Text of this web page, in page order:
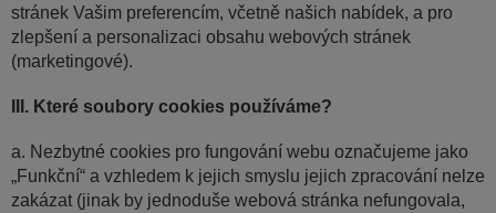
stránek Vašim preferencím, včetně našich nabídek, a pro
zlepšení a personalizaci obsahu webových stránek
(marketingové).
III. Které soubory cookies používáme?
a. Nezbytné cookies pro fungování webu označujeme jako
„Funkční“ a vzhledem k jejich smyslu jejich zpracování nelze
zakázat (jinak by jednoduše webová stránka nefungovala,